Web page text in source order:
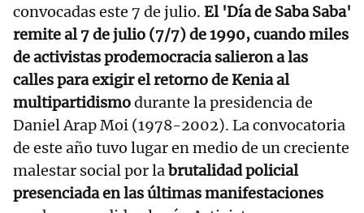
convocadas este 7 de julio. El 'Día de Saba Saba'
remite al 7 de julio (7/7) de 1990, cuando miles
de activistas prodemocracia salieron a las
calles para exigir el retorno de Kenia al
multipartidismodurante la presidencia de
Daniel Arap Moi (1978-2002). La convocatoria
de este año tuvo lugar en medio de un creciente
malestar social por labrutalidad policial
presenciada en las últimas manifestaciones